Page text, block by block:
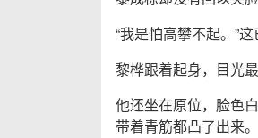
“我是怕高攀不起。”
黎桦跟着起身，目光
他还坐在原位，脸色
带着青筋都凸了出来。